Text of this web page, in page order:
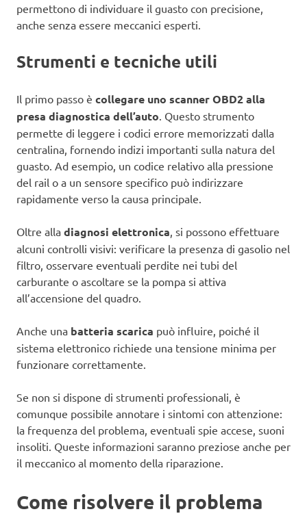
permettono di individuare il guasto con precisione,
anche senza essere meccanici esperti.
Strumenti e tecniche utili
Il primo passo è collegare uno scanner OBD2 alla
presa diagnostica dell’auto . Questo strumento
permette di leggere i codici errore memorizzati dalla
centralina, fornendo indizi importanti sulla natura del
guasto. Ad esempio, un codice relativo alla pressione
del rail o a un sensore specifico può indirizzare
rapidamente verso la causa principale.
Oltre alla diagnosi elettronica , si possono effettuare
alcuni controlli visivi: verificare la presenza di gasolio nel
filtro, osservare eventuali perdite nei tubi del
carburante o ascoltare se la pompa si attiva
all’accensione del quadro.
Anche una batteria scarica può influire, poiché il
sistema elettronico richiede una tensione minima per
funzionare correttamente.
Se non si dispone di strumenti professionali, è
comunque possibile annotare i sintomi con attenzione:
la frequenza del problema, eventuali spie accese, suoni
insoliti. Queste informazioni saranno preziose anche per
il meccanico al momento della riparazione.
Come risolvere il problema